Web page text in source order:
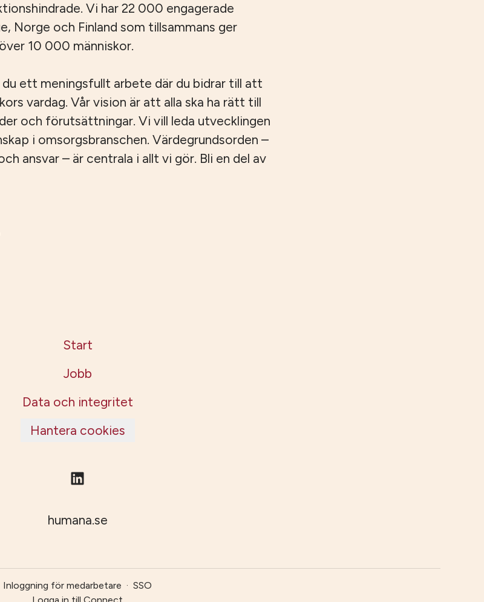
Vi har 22 000 engagerade
Norge och Finland som tillsammans ger
10 000 människor.
du ett meningsfullt arbete där du bidrar till att
vardag. Vår vision är att alla ska ha rätt till
och förutsättningar. Vi vill leda utvecklingen
i omsorgsbranschen. Värdegrundsorden –
ansvar – är centrala i allt vi gör. Bli en del av
Start
Jobb
Data och integritet
Hantera cookies
humana.se
Inloggning för medarbetare · SSO